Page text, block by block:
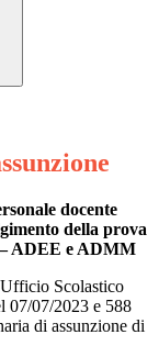
docente
della prova
ADEE e ADMM
Scolastico
07/07/2023 e 588
di assunzione di